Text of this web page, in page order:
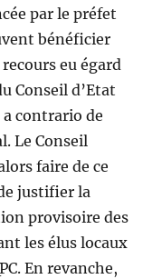
par le préfet
bénéficier
eu égard
Conseil d’Etat
contrario de
Le Conseil
faire de ce
justifier la
provisoire des
les élus locaux
En revanche,